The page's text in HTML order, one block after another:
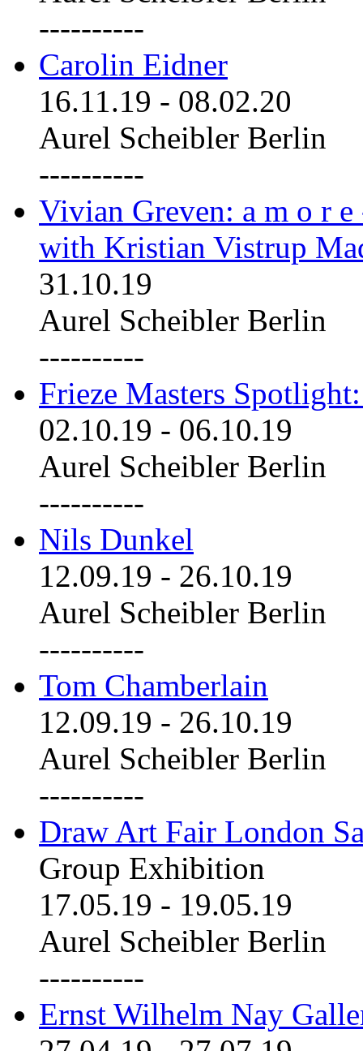
----------
Carolin Eidner
16.11.19 - 08.02.20
Aurel Scheibler Berlin
----------
Vivian Greven: a m o r
with Kristian Vistrup
31.10.19
Aurel Scheibler Berlin
----------
Frieze Masters
02.10.19 - 06.10.19
Aurel Scheibler Berlin
----------
Nils Dunkel
12.09.19 - 26.10.19
Aurel Scheibler Berlin
----------
Tom Chamberlain
12.09.19 - 26.10.19
Aurel Scheibler Berlin
----------
Draw Art Fair London
Group Exhibition
17.05.19 - 19.05.19
Aurel Scheibler Berlin
----------
Ernst Wilhelm Nay